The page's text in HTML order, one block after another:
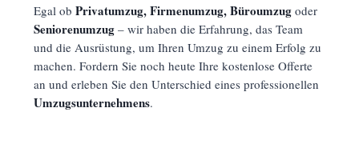
Egal obPrivatumzug, Firmenumzug, Büroumzug oder
Seniorenumzug – wir haben die Erfahrung, das Team
und die Ausrüstung, um Ihren Umzug zu einem Erfolg zu
machen. Fordern Sie noch heute Ihre kostenlose Offerte
an und erleben Sie den Unterschied eines professionellen
Umzugsunternehmens.